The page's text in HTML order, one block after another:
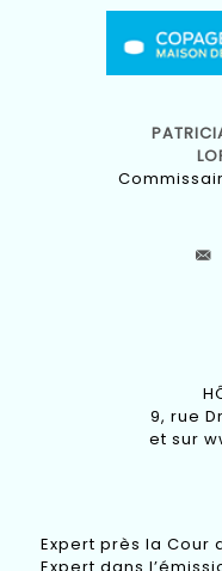
9, rue
et sur
Expert près la Cour